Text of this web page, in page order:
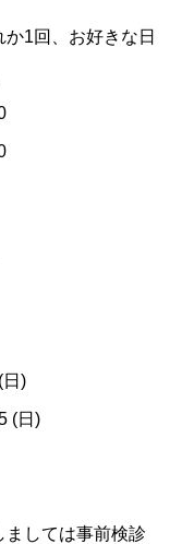
1回、お好きな日
日)
(日)
しては事前検診